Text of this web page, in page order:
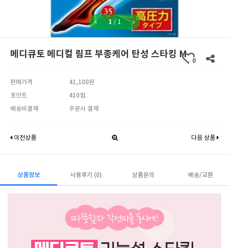
1 / 1
메디큐토 메디컬 림프 부종케어 탄성 스타킹 M
0
판매가격
41,100원
포인트
410점
배송비결제
주문시 결제
이전상품 다음 상품
상품정보 사용후기 (0) 상품문의 배송/교환